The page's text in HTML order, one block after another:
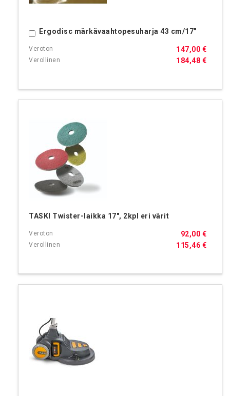
Ergodisc märkävaahtopesuharja 43 cm/17"
184,48 €
147,00 €
Ostoskoriin
TASKI Twister-laikka 17", 2kpl eri värit
115,46 €
92,00 €